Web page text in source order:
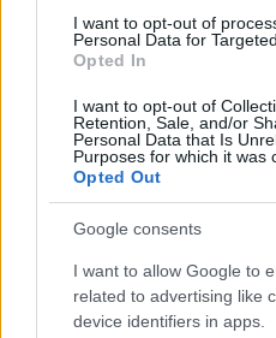
I want to opt-out of
Personal Data for
Opted In
I want to opt-out of
Retention, Sale, and/or
Personal Data that Is
Purposes for which it was
Opted Out
Google consents
I want to allow Google to
related to advertising like
device identifiers in apps.